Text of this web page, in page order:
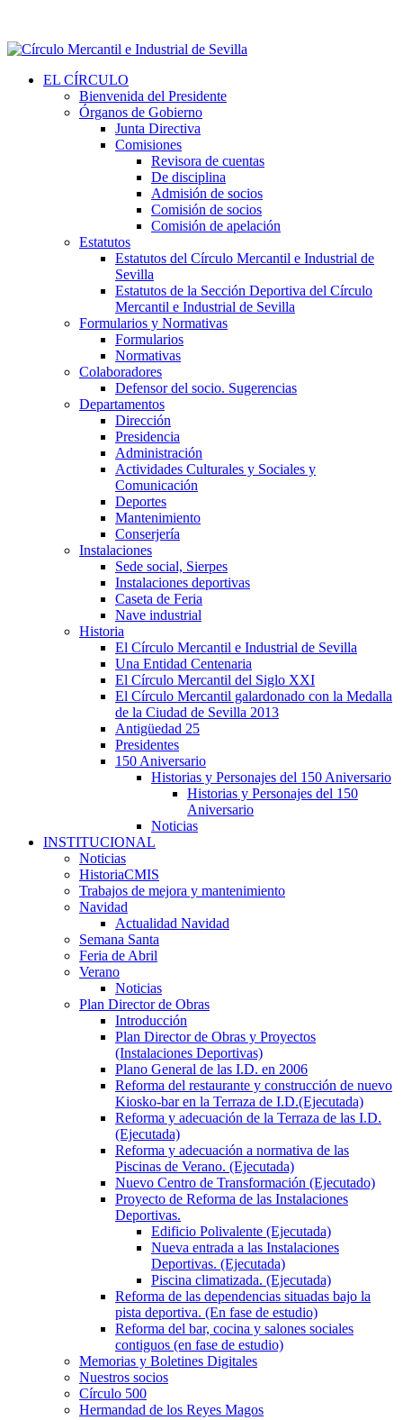
EL CÍRCULO
Bienvenida del Presidente
Órganos de Gobierno
Junta Directiva
Comisiones
Revisora de cuentas
De disciplina
Admisión de socios
Comisión de socios
Comisión de apelación
Estatutos
Estatutos del Círculo Mercantil e Industrial de
Sevilla
Estatutos de la Sección Deportiva del Círculo
Mercantil e Industrial de Sevilla
Formularios y Normativas
Formularios
Normativas
Colaboradores
Defensor del socio. Sugerencias
Departamentos
Dirección
Presidencia
Administración
Actividades Culturales y Sociales y
Comunicación
Deportes
Mantenimiento
Conserjería
Instalaciones
Sede social, Sierpes
Instalaciones deportivas
Caseta de Feria
Nave industrial
Historia
El Círculo Mercantil e Industrial de Sevilla
Una Entidad Centenaria
El Círculo Mercantil del Siglo XXI
El Círculo Mercantil galardonado con la Medalla
de la Ciudad de Sevilla 2013
Antigüedad 25
Presidentes
150 Aniversario
Historias y Personajes del 150 Aniversario
Historias y Personajes del 150
Aniversario
Noticias
INSTITUCIONAL
Noticias
HistoriaCMIS
Trabajos de mejora y mantenimiento
Navidad
Actualidad Navidad
Semana Santa
Feria de Abril
Verano
Noticias
Plan Director de Obras
Introducción
Plan Director de Obras y Proyectos
(Instalaciones Deportivas)
Plano General de las I.D. en 2006
Reforma del restaurante y construcción de nuevo
Kiosko-bar en la Terraza de I.D.(Ejecutada)
Reforma y adecuación de la Terraza de las I.D.
(Ejecutada)
Reforma y adecuación a normativa de las
Piscinas de Verano. (Ejecutada)
Nuevo Centro de Transformación (Ejecutado)
Proyecto de Reforma de las Instalaciones
Deportivas.
Edificio Polivalente (Ejecutada)
Nueva entrada a las Instalaciones
Deportivas. (Ejecutada)
Piscina climatizada. (Ejecutada)
Reforma de las dependencias situadas bajo la
pista deportiva. (En fase de estudio)
Reforma del bar, cocina y salones sociales
contiguos (en fase de estudio)
Memorias y Boletines Digitales
Nuestros socios
Círculo 500
Hermandad de los Reyes Magos